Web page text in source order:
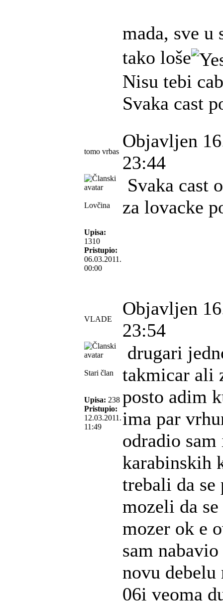
mada, sve u
tako loše
Nisu tebi
Svaka cast
tomo vrbas
Objavljen
23:44
Lovčina
Upisa:
1310
Pristupio:
06.03.2011.
00:00
Svaka cast
za lovacke
VLADE
Objavljen
23:54
Stari član
Upisa: 238
Pristupio:
12.03.2011.
11:49
drugari
takmicar ali
posto adim
ima par
odradio
karabinskih
trebali da
mozeli da
mozer ok e
sam
novu
06i veoma